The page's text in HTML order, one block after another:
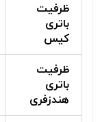
ظرفیت
باتری
کیس
ظرفیت
باتری
هندزفری